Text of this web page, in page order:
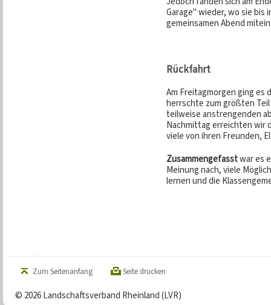
Garage" wieder, wo sie
gemeinsamen Abend
Rückfahrt
Am Freitagmorgen ging es
herrschte zum größten
teilweise anstrengenden
Nachmittag erreichten wir
viele von ihren Freunden,
Zusammengefasstwar es
Meinung nach, viele
lernen und die
Zum Seitenanfang Seite drucken
© 2026 Landschaftsverband Rheinland (LVR)